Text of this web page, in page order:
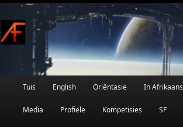
Skip
to
primary
content
Afrikaanse Wetenskapfiksie en Fantasie
Main
Tuis English Oriëntasie In Afrikaans
Media Profiele Kompetisies SF